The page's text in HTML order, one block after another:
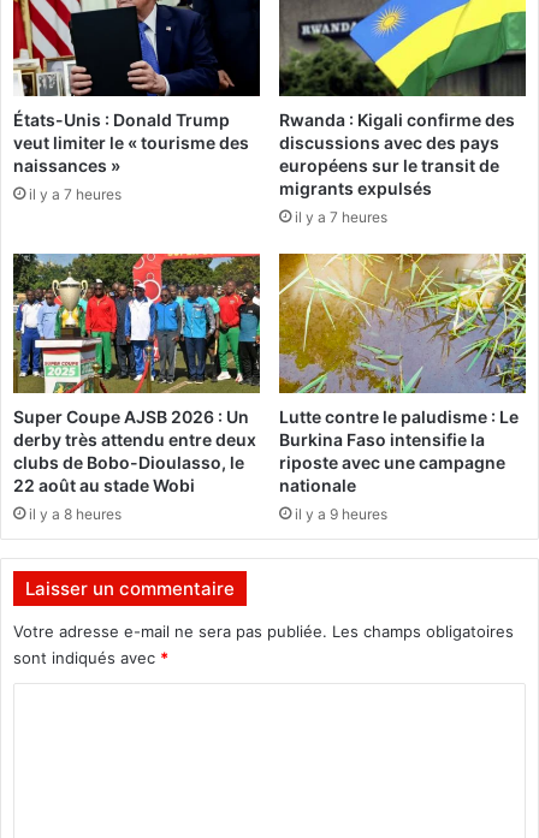
s
c
m
p
l
e
d
e
l
a
j
o
u
r
n
e
a
u
o
r
d
r
s
d
’
I
d
r
s
s
D
é
t
n
o
?
États-Unis : Donald Trump
veut limiter le « tourisme des
naissances »
il y a 7 heures
Rwanda : Kigali confirme des
discussions avec des pays
européens sur le transit de
migrants expulsés
il y a 7 heures
Super Coupe AJSB 2026 : Un
derby très attendu entre deux
clubs de Bobo-Dioulasso, le
22 août au stade Wobi
il y a 8 heures
Lutte contre le paludisme : Le
Burkina Faso intensifie la
riposte avec une campagne
nationale
il y a 9 heures
Laisser un commentaire
Votre adresse e-mail ne sera pas publiée. Les champs obligatoires
sont indiqués avec *